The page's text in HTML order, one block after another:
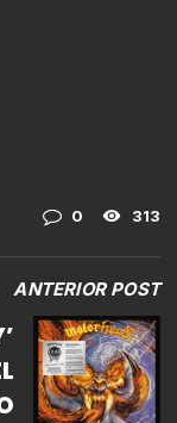
0 313
ANTERIOR POST